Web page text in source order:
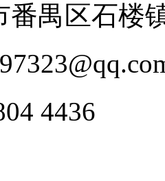
番禺区石楼
4436